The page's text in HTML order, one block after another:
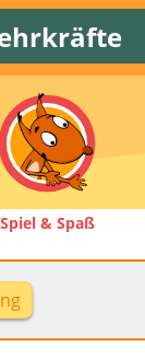
Spiel & Spaß